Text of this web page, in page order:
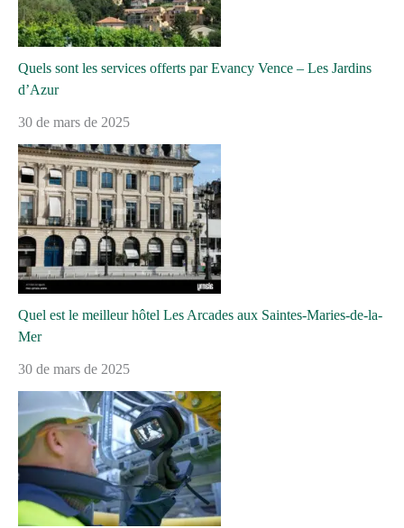
Quels sont les services offerts par Evancy Vence – Les Jardins
d’Azur
30 de mars de 2025
Quel est le meilleur hôtel Les Arcades aux Saintes-Maries-de-la-
Mer
30 de mars de 2025